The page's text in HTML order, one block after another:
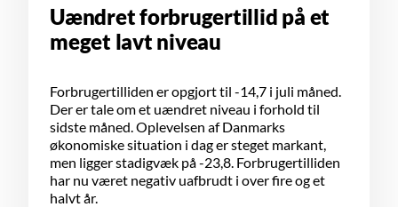
Uændret forbrugertillid på et
meget lavt niveau
Forbrugertilliden er opgjort til -14,7 i juli måned.
Der er tale om et uændret niveau i forhold til
sidste måned. Oplevelsen af Danmarks
økonomiske situation i dag er steget markant,
men ligger stadigvæk på -23,8. Forbrugertilliden
har nu været negativ uafbrudt i over fire og et
halvt år.